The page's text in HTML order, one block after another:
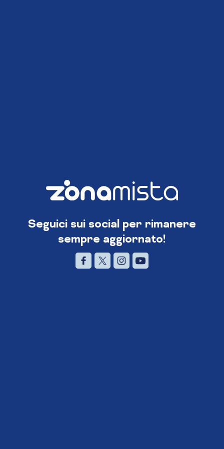
Seguici sui social per rimanere
sempre aggiornato!